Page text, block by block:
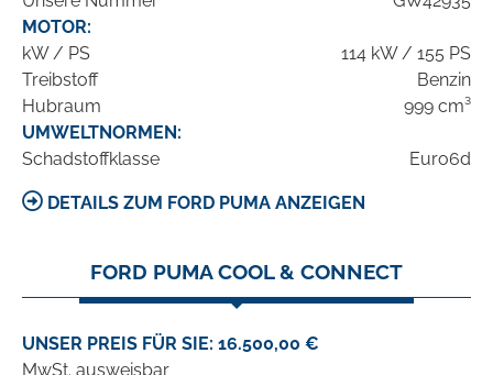
MOTOR:
kW / PS
114 kW / 155 PS
Treibstoff
Benzin
Hubraum
999 cm³
UMWELTNORMEN:
Schadstoffklasse
Euro6d
DETAILS ZUM FORD PUMA ANZEIGEN
FORD PUMA COOL & CONNECT
UNSER PREIS FÜR SIE: 16.500,00 €
MwSt. ausweisbar